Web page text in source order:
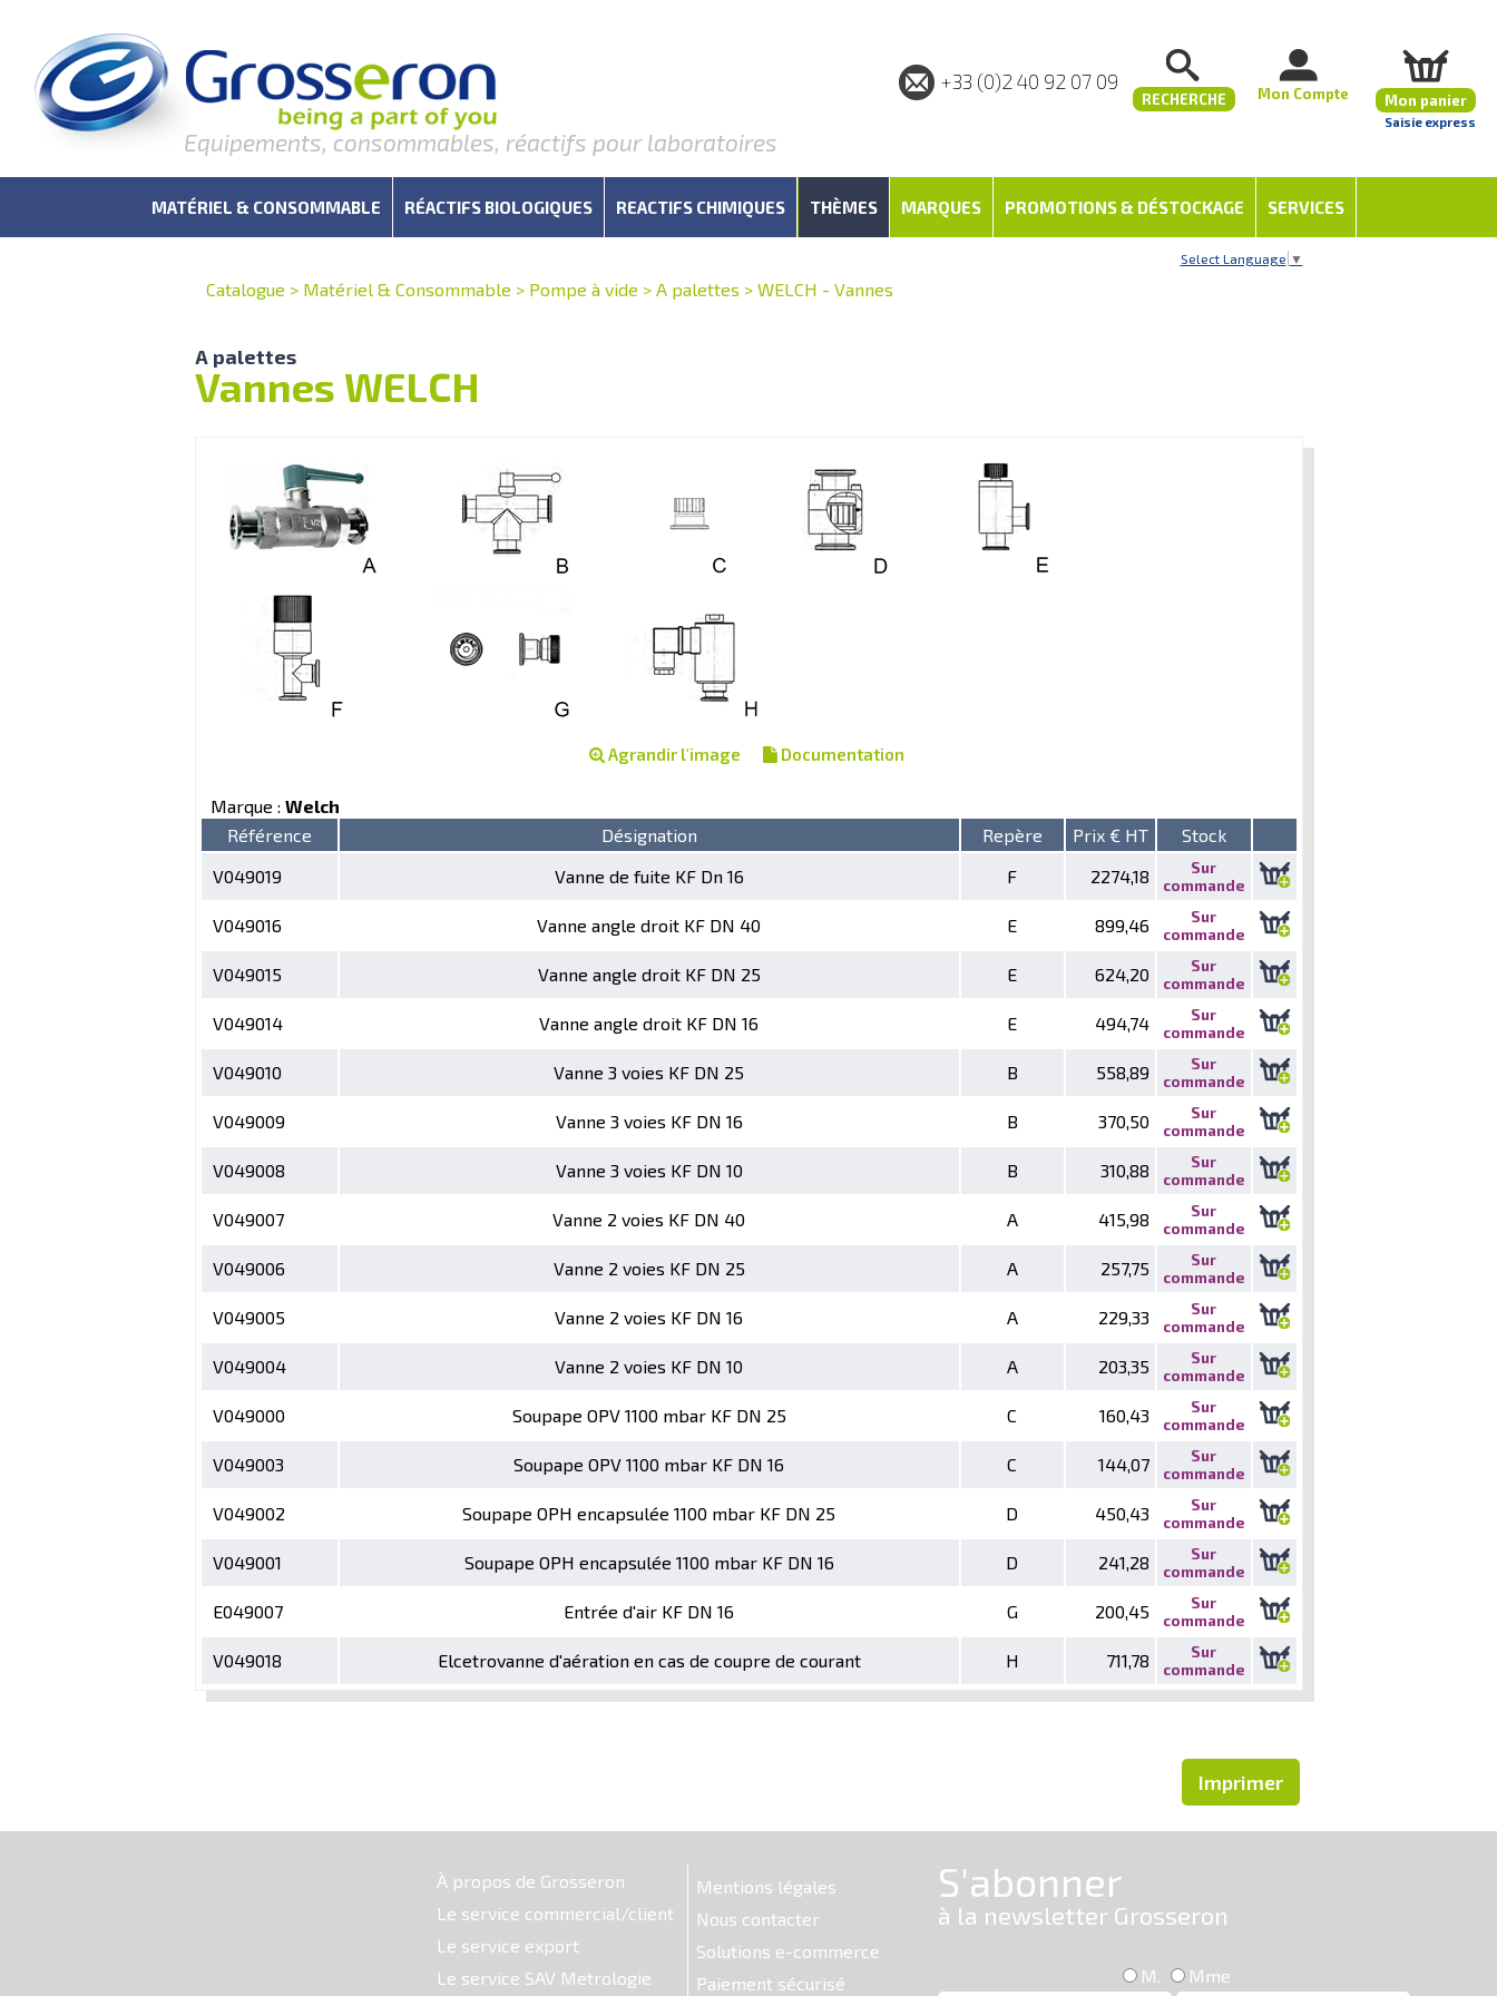
Equipements, consommables, réactifs pour laboratoires
+33 (0)2 40 92 07 09
RECHERCHE Mon Compte Mon panier
Saisie express
MATÉRIEL & CONSOMMABLE RÉACTIFS BIOLOGIQUES REACTIFS CHIMIQUES THÈMES MARQUES PROMOTIONS & DÉSTOCKAGE SERVICES
Select Language ▼
Catalogue > Matériel & Consommable > Pompe à vide > A palettes > WELCH - Vannes
A palettes
Vannes WELCH
Agrandir l'image Documentation
Marque : Welch
Référence
Désignation Repère Prix € HT
Stock
V049019
Vanne de fuite KF Dn 16 F 2274,18
Sur
commande
V049016 Vanne angle droit KF DN 40 E 899,46
Sur
commande
V049015 Vanne angle droit KF DN 25 E 624,20
Sur
commande
V049014 Vanne angle droit KF DN 16 E 494,74
Sur
commande
V049010 Vanne 3 voies KF DN 25 B 558,89
Sur
commande
V049009 Vanne 3 voies KF DN 16 B 370,50
Sur
commande
V049008 Vanne 3 voies KF DN 10 B 310,88
Sur
commande
V049007 Vanne 2 voies KF DN 40 A 415,98
Sur
commande
V049006 Vanne 2 voies KF DN 25 A 257,75
Sur
commande
V049005 Vanne 2 voies KF DN 16 A 229,33
Sur
commande
V049004 Vanne 2 voies KF DN 10 A 203,35
Sur
commande
V049000 Soupape OPV 1100 mbar KF DN 25 C 160,43
Sur
commande
V049003 Soupape OPV 1100 mbar KF DN 16 C 144,07
Sur
commande
V049002 Soupape OPH encapsulée 1100 mbar KF DN 25 D 450,43
Sur
commande
V049001 Soupape OPH encapsulée 1100 mbar KF DN 16 D 241,28
Sur
commande
E049007 Entrée d'air KF DN 16 G 200,45
Sur
commande
V049018 Elcetrovanne d'aération en cas de coupre de courant H 711,78
Sur
commande
Imprimer
À propos de Grosseron
Le service commercial/client
Le service export
Le service SAV Metrologie
Mentions légales
Nous contacter
Solutions e-commerce
Paiement sécurisé